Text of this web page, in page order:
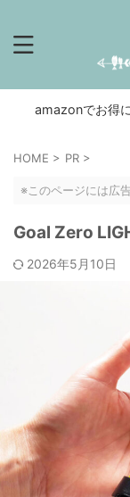
でお得に購入。
HOME > PR >
※このページには広
Goal Zero
2026年5月10日